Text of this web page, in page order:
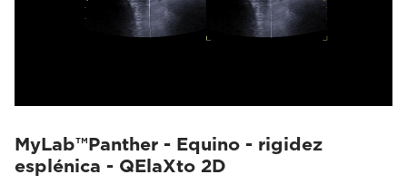
MyLab™Panther - Equino - rigidez
esplénica - QElaXto 2D